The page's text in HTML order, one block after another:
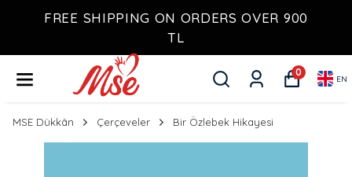
FREE SHIPPING ON ORDERS OVER 900
TL
0
EN
MSE Dükkân Çerçeveler Bir Özlebek Hikayesi